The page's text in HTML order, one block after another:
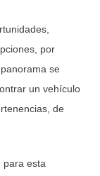
por
se
un vehículo
de
para esta